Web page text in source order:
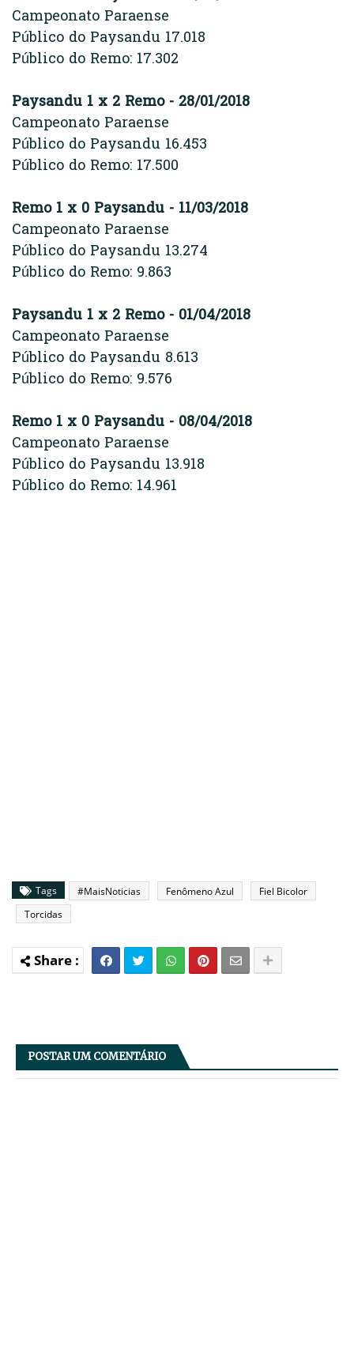
Campeonato Paraense
Público do Paysandu 17.018
Público do Remo: 17.302
Paysandu 1 x 2 Remo - 28/01/2018
Campeonato Paraense
Público do Paysandu 16.453
Público do Remo: 17.500
Remo 1 x 0 Paysandu - 11/03/2018
Campeonato Paraense
Público do Paysandu 13.274
Público do Remo: 9.863
Paysandu 1 x 2 Remo - 01/04/2018
Campeonato Paraense
Público do Paysandu 8.613
Público do Remo: 9.576
Remo 1 x 0 Paysandu - 08/04/2018
Campeonato Paraense
Público do Paysandu 13.918
Público do Remo: 14.961
Tags #MaisNoticias Fenômeno Azul
Fiel Bicolor
Torcidas
POSTAR UM COMENTÁRIO